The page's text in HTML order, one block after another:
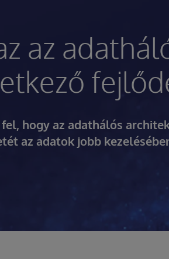
az
fel, hogy az adathálós
az adatok jobb